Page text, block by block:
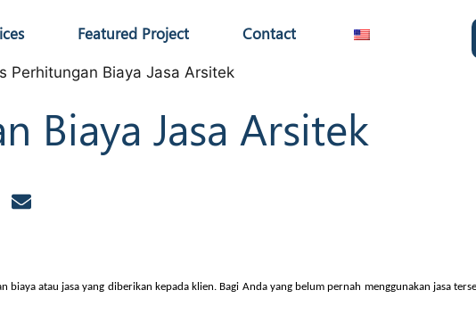
Featured Project Contact
Biaya Jasa Arsitek
atau jasa yang diberikan kepada klien. Bagi Anda yang belum pernah menggunakan jasa